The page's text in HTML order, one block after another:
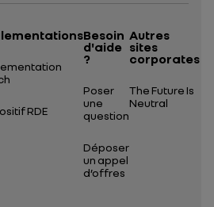
RDE
Besoin
d'aide
?
Poser
une
question
Déposer
un appel
d’offres
Autres
sites
corporates
The Future Is
Neutral